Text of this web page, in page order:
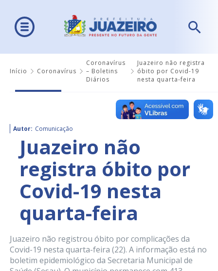
Início Coronavírus
Coronavírus
– Boletins
Diários
Juazeiro não registra
óbito por Covid-19
nesta quarta-feira
Autor: Comunicação
Juazeiro não
registra óbito por
Covid-19 nesta
quarta-feira
Juazeiro não registrou óbito por complicações da
Covid-19 nesta quarta-feira (22). A informação está no
boletim epidemiológico da Secretaria Municipal de